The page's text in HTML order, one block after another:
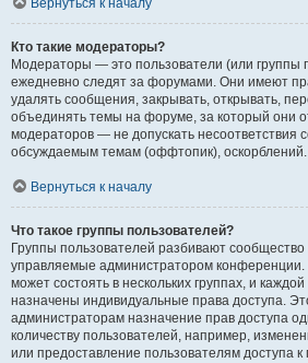
Вернуться к началу
Кто такие модераторы?
Модераторы — это пользователи (или группы
ежедневно следят за форумами. Они имеют
удалять сообщения, закрывать, открывать,
объединять темы на форуме, за который они
модераторов — не допускать несоответствия
обсуждаемым темам (оффтопик), оскорблений.
Вернуться к началу
Что такое группы пользователей?
Группы пользователей разбивают сообщество
управляемые администратором
может состоять в нескольких группах, и
назначены индивидуальные права доступа.
администраторам назначение прав доступа
количеству пользователей, например,
или предоставление пользователям доступа